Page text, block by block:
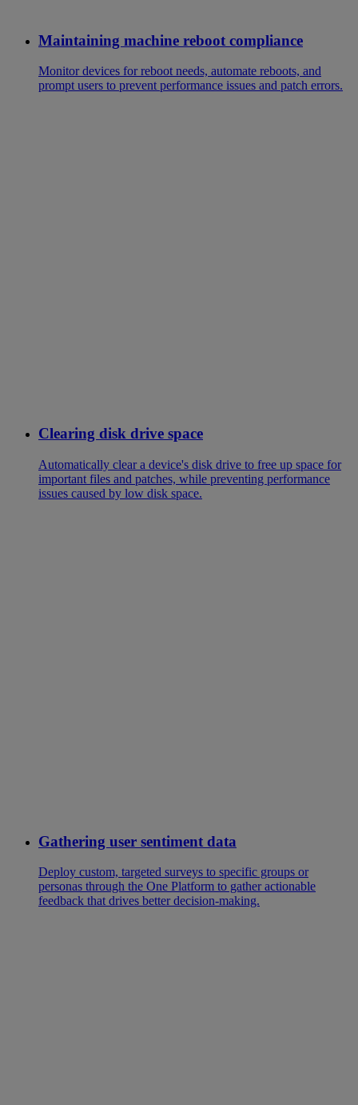
Maintaining machine reboot compliance
Monitor devices for reboot needs, automate reboots, and
prompt users to prevent performance issues and patch errors.
Clearing disk drive space
Automatically clear a device's disk drive to free up space for
important files and patches, while preventing performance
issues caused by low disk space.
Gathering user sentiment data
Deploy custom, targeted surveys to specific groups or
personas through the One Platform to gather actionable
feedback that drives better decision-making.